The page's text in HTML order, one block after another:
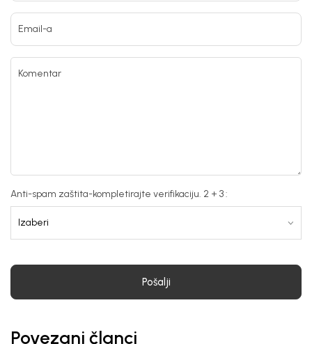
Email-a
Komentar
Anti-spam zaštita-kompletirajte verifikaciju. 2 + 3 :
Pošalji
Povezani članci